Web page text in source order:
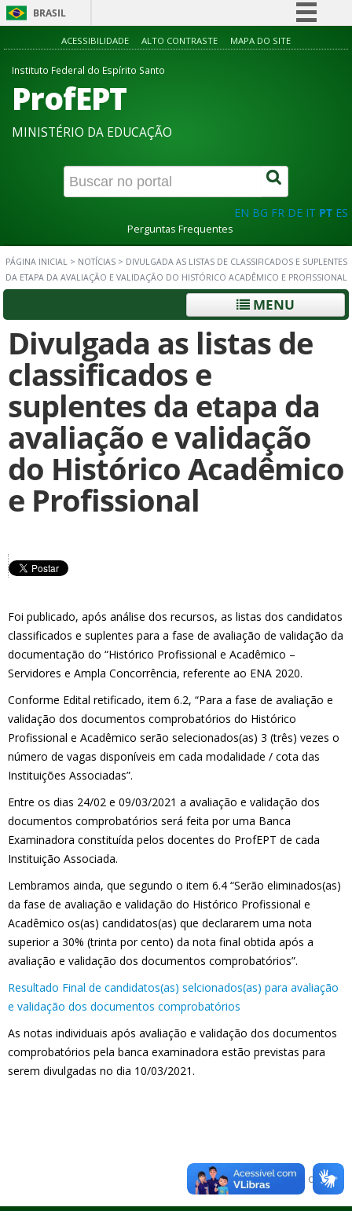
BRASIL
Simplifique!
Canais
ACESSIBILIDADE ALTO CONTRASTE MAPA DO SITE
Instituto Federal do Espírito Santo
ProfEPT
MINISTÉRIO DA EDUCAÇÃO
EN BG FR DE IT PT ES
Perguntas Frequentes
PÁGINA INICIAL > NOTÍCIAS > DIVULGADA AS LISTAS DE CLASSIFICADOS E SUPLENTES
DA ETAPA DA AVALIAÇÃO E VALIDAÇÃO DO HISTÓRICO ACADÊMICO E PROFISSIONAL
MENU
Divulgada as listas de
classificados e
suplentes da etapa da
avaliação e validação
do Histórico Acadêmico
e Profissional
Foi publicado, após análise dos recursos, as listas dos candidatos
classificados e suplentes para a fase de avaliação de validação da
documentação do “Histórico Profissional e Acadêmico –
Servidores e Ampla Concorrência, referente ao ENA 2020.
Conforme Edital retificado, item 6.2, “Para a fase de avaliação e
validação dos documentos comprobatórios do Histórico
Profissional e Acadêmico serão selecionados(as) 3 (três) vezes o
número de vagas disponíveis em cada modalidade / cota das
Instituições Associadas”.
Entre os dias 24/02 e 09/03/2021 a avaliação e validação dos
documentos comprobatórios será feita por uma Banca
Examinadora constituída pelos docentes do ProfEPT de cada
Instituição Associada.
Lembramos ainda, que segundo o item 6.4 “Serão eliminados(as)
da fase de avaliação e validação do Histórico Profissional e
Acadêmico os(as) candidatos(as) que declararem uma nota
superior a 30% (trinta por cento) da nota final obtida após a
avaliação e validação dos documentos comprobatórios”.
Resultado Final de candidatos(as) selcionados(as) para avaliação
e validação dos documentos comprobatórios
As notas individuais após avaliação e validação dos documentos
comprobatórios pela banca examinadora estão previstas para
serem divulgadas no dia 10/03/2021.
Voltar para o topo